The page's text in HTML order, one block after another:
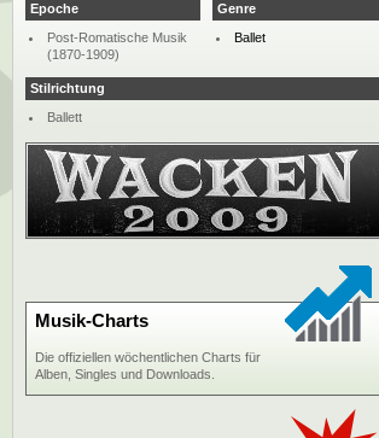
Epoche
Post-Romatische Musik
(1870-1909)
Genre
Ballet
Stilrichtung
Ballett
Musik-Charts
Die offiziellen wöchentlichen Charts für
Alben, Singles und Downloads.